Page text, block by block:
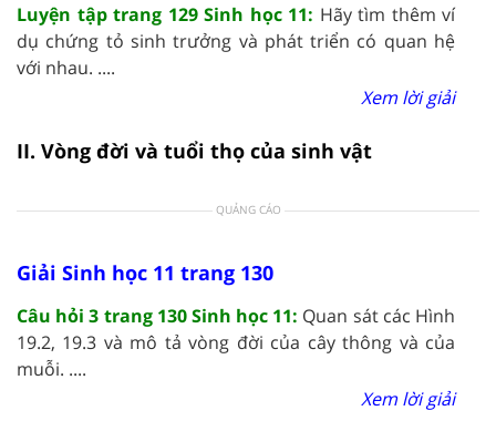
Luyện tập trang 129 Sinh học 11: Hãy tìm thêm ví
dụ chứng tỏ sinh trưởng và phát triển có quan hệ
với nhau. ....
Xem lời giải
II. Vòng đời và tuổi thọ của sinh vật
QUẢNG CÁO
Giải Sinh học 11 trang 130
Câu hỏi 3 trang 130 Sinh học 11: Quan sát các Hình
19.2, 19.3 và mô tả vòng đời của cây thông và của
muỗi. ....
Xem lời giải